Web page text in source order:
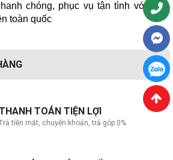
chóng, phục vụ tận tình với mọi
toàn quốc
TOÁN TIỆN LỢI
tiền mặt, chuyển khoản, trả góp 0%